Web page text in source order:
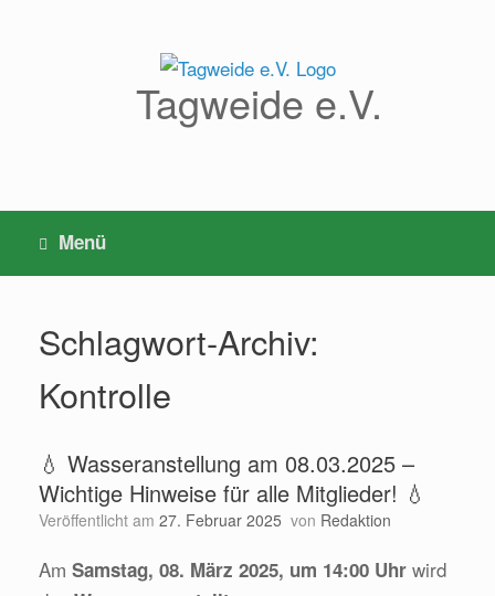
Tagweide e.V.
Menü
Schlagwort-Archiv:
Kontrolle
💧 Wasseranstellung am 08.03.2025 –
Wichtige Hinweise für alle Mitglieder! 💧
Veröffentlicht am 27. Februar 2025 von Redaktion
Am Samstag, 08. März 2025, um 14:00 Uhr wird